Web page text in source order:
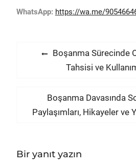
WhatsApp: https://wa.me/
gezinmesi
Previous
post:
Boşanma Sürecinde
Tahsisi ve
Next
post:
Boşanma Davasında
Paylaşımları, Hikayeler ve
Bir yanıt yazın